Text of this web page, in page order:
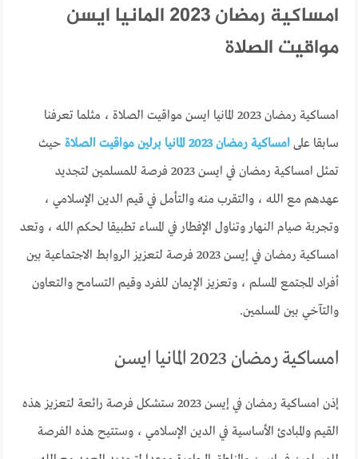
امساكية رمضان 2023 المانيا ايسن
مواقيت الصلاة
امساكية رمضان 2023 المانيا ايسن مواقيت الصلاة ، مثلما تعرفنا
سابقا على امساكية رمضان 2023 المانيا برلين مواقيت الصلاة
حيث
تمثل امساكية رمضان في ايسن 2023 فرصة للمسلمين لتجديد
عهدهم مع الله ، والتقرب منه والتأمل في قيم الدين الإسلامي ،
وتجربة صيام النهار وتناول الإفطار في المساء تطبيقا لحكم الله ، وتعد
امساكية رمضان في إيسن 2023 فرصة لتعزيز الروابط الاجتماعية بين
أفراد المجتمع المسلم ، وتعزيز الإيمان للفرد وقيم التسامح والتعاون
والتآخي بين المسلمين.
امساكية رمضان 2023 المانيا ايسن
إذن امساكية رمضان في إيسن 2023 ستشكل فرصة رائعة لتعزيز هذه
القيم والمبادئ الأساسية في الدين الإسلامي ، وستتيح هذه الفرصة